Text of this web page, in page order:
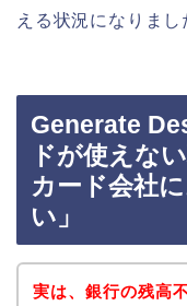
える状況になりまし
Generate
ドが使えな
カード会社
い」
実は、銀行の残高